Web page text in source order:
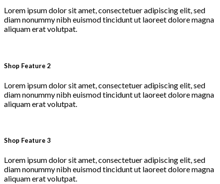
Lorem ipsum dolor sit amet, consectetuer adipiscing elit, sed
diam nonummy nibh euismod tincidunt ut laoreet dolore magna
aliquam erat volutpat.
Shop Feature 2
Lorem ipsum dolor sit amet, consectetuer adipiscing elit, sed
diam nonummy nibh euismod tincidunt ut laoreet dolore magna
aliquam erat volutpat.
Shop Feature 3
Lorem ipsum dolor sit amet, consectetuer adipiscing elit, sed
diam nonummy nibh euismod tincidunt ut laoreet dolore magna
aliquam erat volutpat.